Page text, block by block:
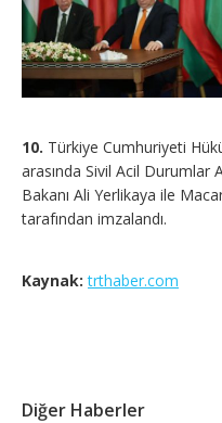
10. Türkiye Cumhuriyeti
arasında Sivil Acil Durumlar
Bakanı Ali Yerlikaya ile
tarafından imzalandı.
Kaynak: trthaber.com
Diğer Haberler